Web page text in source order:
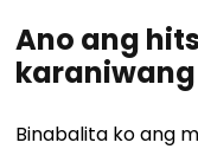
Ano ang
Binabalita ko ang